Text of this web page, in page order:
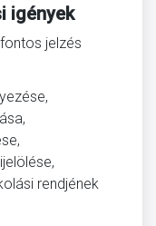
igények
jelzés
rendjének